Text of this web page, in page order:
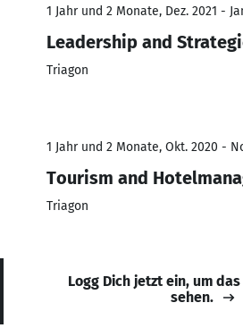
1 Jahr und 2 Monate, Dez. 2021 -
Leadership and
Triagon
1 Jahr und 2 Monate, Okt. 2020 -
Tourism and
Triagon
Logg Dich jetzt ein, um
sehen.